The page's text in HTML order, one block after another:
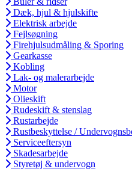
Dæk, hjul & hjulskifte
Elektrisk arbejde
Fejlsøgning
Firehjulsudmåling & Sporing
Gearkasse
Kobling
Lak- og malerarbejde
Motor
Olieskift
Rudeskift & stenslag
Rustarbejde
Rustbeskyttelse /
Serviceeftersyn
Skadesarbejde
Styretøj & undervogn